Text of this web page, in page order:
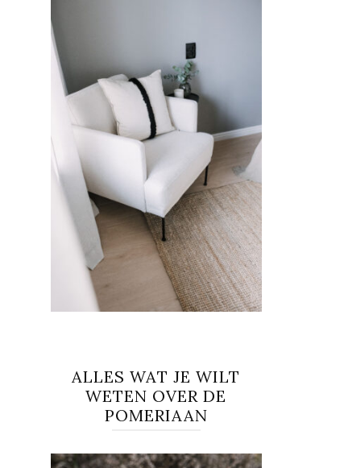
ALLES WAT JE WILT
WETEN OVER DE
POMERIAAN